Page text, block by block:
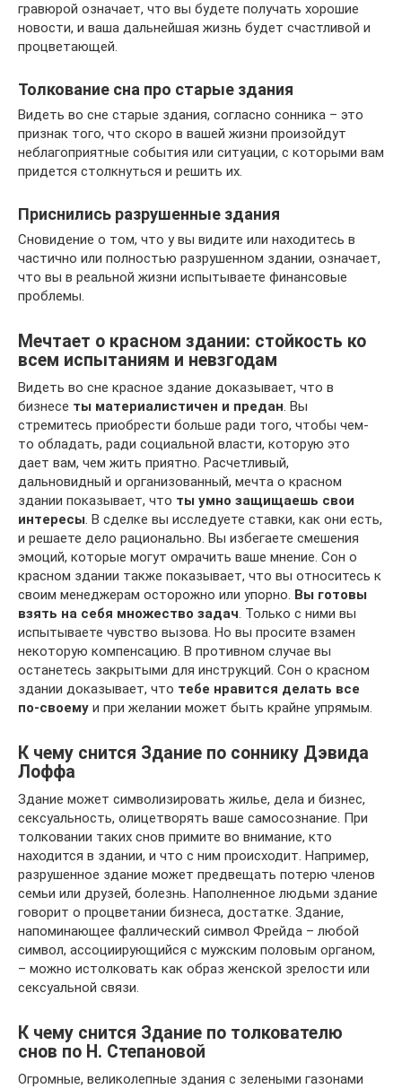
гравюрой означает, что вы будете получать хорошие
новости, и ваша дальнейшая жизнь будет счастливой и
процветающей.
Толкование сна про старые здания
Видеть во сне старые здания, согласно сонника – это
признак того, что скоро в вашей жизни произойдут
неблагоприятные события или ситуации, с которыми вам
придется столкнуться и решить их.
Приснились разрушенные здания
Сновидение о том, что у вы видите или находитесь в
частично или полностью разрушенном здании, означает,
что вы в реальной жизни испытываете финансовые
проблемы.
Мечтает о красном здании: стойкость ко
всем испытаниям и невзгодам
Видеть во сне красное здание доказывает, что в
бизнесе ты материалистичен и предан. Вы
стремитесь приобрести больше ради того, чтобы чем-
то обладать, ради социальной власти, которую это
дает вам, чем жить приятно. Расчетливый,
дальновидный и организованный, мечта о красном
здании показывает, что ты умно защищаешь свои
интересы. В сделке вы исследуете ставки, как они есть,
и решаете дело рационально. Вы избегаете смешения
эмоций, которые могут омрачить ваше мнение. Сон о
красном здании также показывает, что вы относитесь к
своим менеджерам осторожно или упорно. Вы готовы
взять на себя множество задач. Только с ними вы
испытываете чувство вызова. Но вы просите взамен
некоторую компенсацию. В противном случае вы
останетесь закрытыми для инструкций. Сон о красном
здании доказывает, что тебе нравится делать все
по-своему и при желании может быть крайне упрямым.
К чему снится Здание по соннику Дэвида
Лоффа
Здание может символизировать жилье, дела и бизнес,
сексуальность, олицетворять ваше самосознание. При
толковании таких снов примите во внимание, кто
находится в здании, и что с ним происходит. Например,
разрушенное здание может предвещать потерю членов
семьи или друзей, болезнь. Наполненное людьми здание
говорит о процветании бизнеса, достатке. Здание,
напоминающее фаллический символ Фрейда – любой
символ, ассоциирующийся с мужским половым органом,
– можно истолковать как образ женской зрелости или
сексуальной связи.
К чему снится Здание по толкователю
снов по Н. Степановой
Огромные, великолепные здания с зелеными газонами